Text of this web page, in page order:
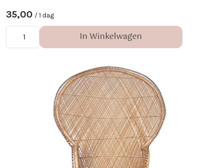
35,00 / 1 dag
In Winkelwagen